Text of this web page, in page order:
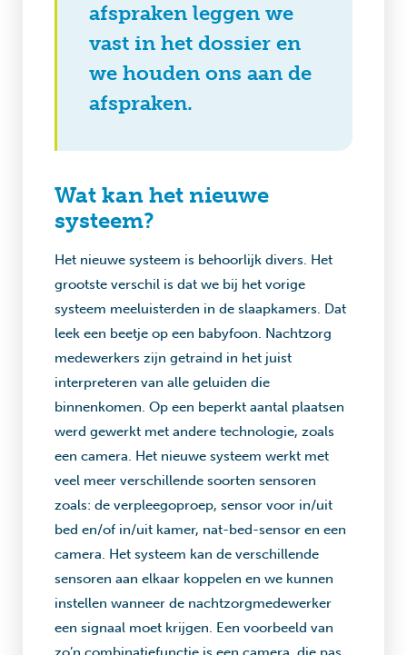
afspraken leggen we
vast in het dossier en
we houden ons aan de
afspraken.
Wat kan het nieuwe
systeem?
Het nieuwe systeem is behoorlijk divers. Het
grootste verschil is dat we bij het vorige
systeem meeluisterden in de slaapkamers. Dat
leek een beetje op een babyfoon. Nachtzorg
medewerkers zijn getraind in het juist
interpreteren van alle geluiden die
binnenkomen. Op een beperkt aantal plaatsen
werd gewerkt met andere technologie, zoals
een camera. Het nieuwe systeem werkt met
veel meer verschillende soorten sensoren
zoals: de verpleegoproep, sensor voor in/uit
bed en/of in/uit kamer, nat-bed-sensor en een
camera. Het systeem kan de verschillende
sensoren aan elkaar koppelen en we kunnen
instellen wanneer de nachtzorgmedewerker
een signaal moet krijgen. Een voorbeeld van